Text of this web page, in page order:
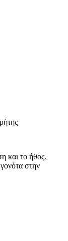
και το ήθος.
στην